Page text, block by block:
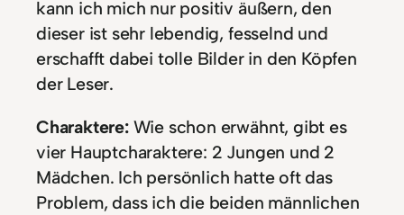
kann ich mich nur positiv äußern, den
dieser ist sehr lebendig, fesselnd und
erschafft dabei tolle Bilder in den Köpfen
der Leser.
Charaktere:Wie schon erwähnt, gibt es
vier Hauptcharaktere: 2 Jungen und 2
Mädchen. Ich persönlich hatte oft das
Problem, dass ich die beiden männlichen